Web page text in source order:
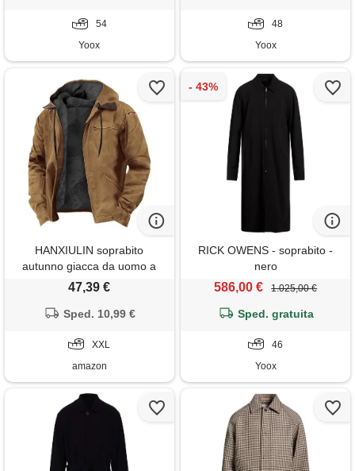
54
Yoox
48
Yoox
HANXIULIN soprabito
autunno giacca da uomo a
camicia scozzese in lana
invernale spessa e pesante.
con risvolto giubbotto
impermeabile lavoro (khaki,
47,39 €
Sped. 10,99 €
XXL
amazon
RICK OWENS - soprabito -
nero
586,00 € 1.025,00 €
Sped. gratuita
46
Yoox